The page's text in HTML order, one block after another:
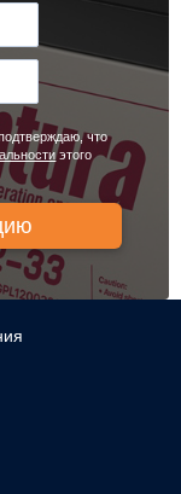
что
этого